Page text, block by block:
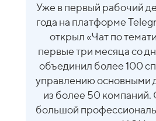
Уже в первый рабочий
года на платформе
открыл «Чат по
первые три месяца со
объединил более 100
управлению
из более 50 компаний.
большой